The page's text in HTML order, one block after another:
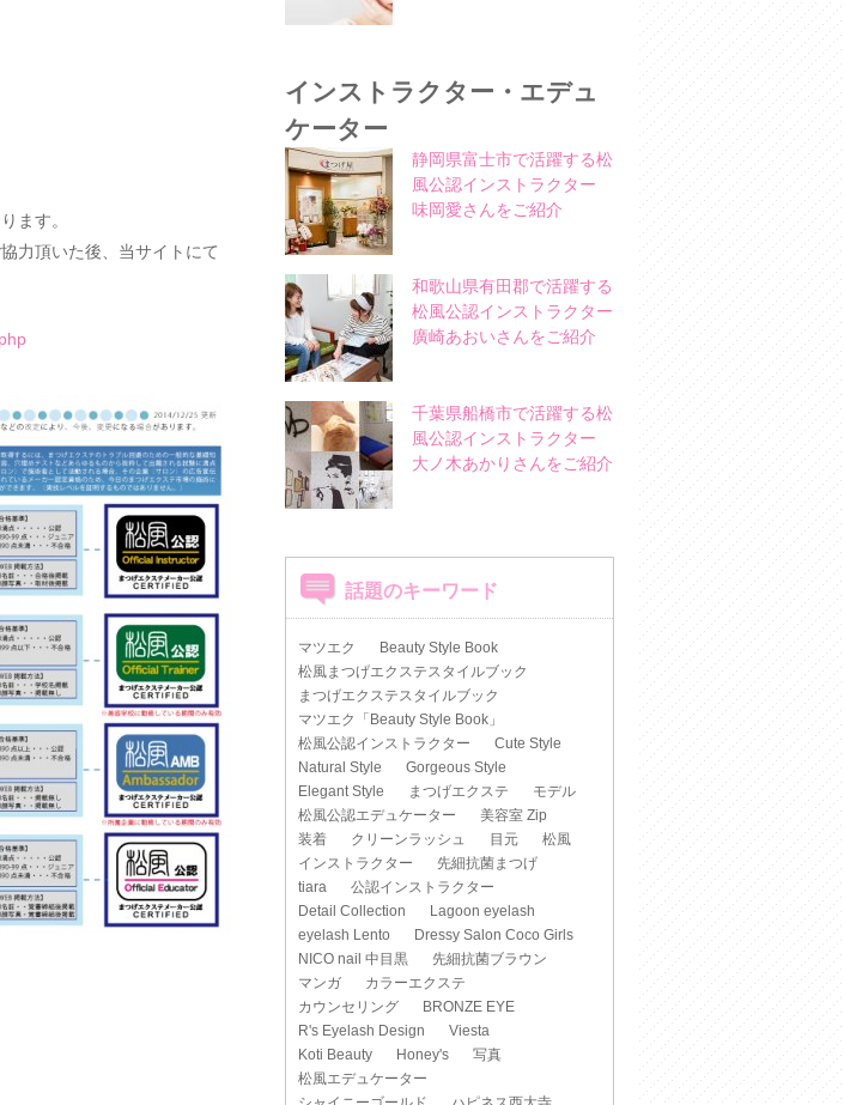
ます。
力頂いた後、当サイトにて
インストラクター・エデュ
ケーター
静岡県富士市で活躍する松
風公認インストラクター
味岡愛さんをご紹介
和歌山県有田郡で活躍する
松風公認インストラクター
廣崎あおいさんをご紹介
千葉県船橋市で活躍する松
風公認インストラクター
大ノ木あかりさんをご紹介
話題のキーワード
マツエク
Beauty Style Book
松風まつげエクステスタイルブック
まつげエクステスタイルブック
マツエク「Beauty Style Book」
松風公認インストラクター
Cute Style
Natural Style
Gorgeous Style
Elegant Style
まつげエクステ
モデル
松風公認エデュケーター
美容室 Zip
装着
クリーンラッシュ 目元
松風
インストラクター
先細抗菌まつげ
tiara
公認インストラクター
Detail Collection
Lagoon eyelash
eyelash Lento
Dressy Salon Coco Girls
NICO nail 中目黒
先細抗菌ブラウン
マンガ
カラーエクステ
カウンセリング
BRONZE EYE
R's Eyelash Design
Viesta
Koti Beauty
Honey's
写真
松風エデュケーター